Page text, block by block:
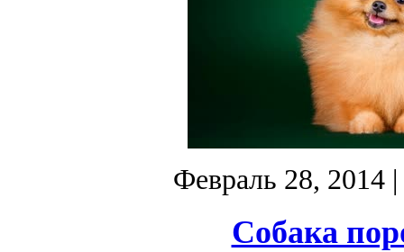
Февраль 28, 2014
Собака